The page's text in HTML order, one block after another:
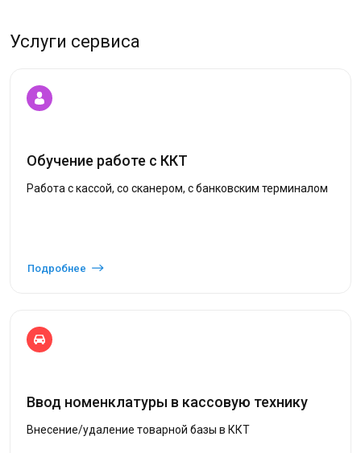
Услуги сервиса
Обучение работе с ККТ
Работа с кассой, со сканером, с банковским терминалом
Подробнее
Ввод номенклатуры в кассовую технику
Внесение/удаление товарной базы в ККТ